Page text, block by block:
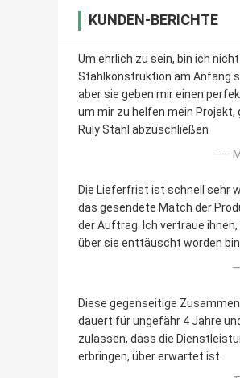
KUNDEN-BERICHTE
Um ehrlich zu sein, bin ich
Stahlkonstruktion am Anfang
aber sie geben mir einen
um mir zu helfen mein Projekt,
Ruly Stahl abzuschließen
——
Die Lieferfrist ist schnell sehr
das gesendete Match der
der Auftrag. Ich vertraue ihnen,
über sie enttäuscht worden
Diese gegenseitige
dauert für ungefähr 4 Jahre
zulassen, dass die
erbringen, über erwartet ist.